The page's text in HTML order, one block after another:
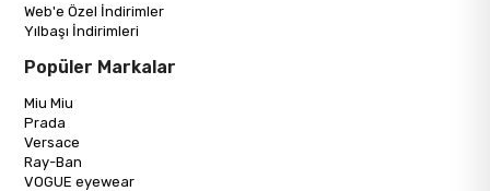
Web'e Özel İndirimler
Yılbaşı İndirimleri
Popüler Markalar
Miu Miu
Prada
Versace
Ray-Ban
VOGUE eyewear